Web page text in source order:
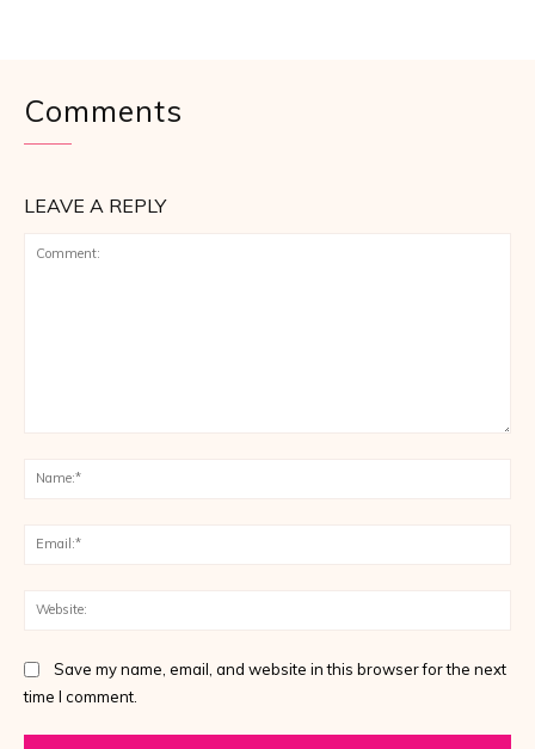
Comments
LEAVE A REPLY
Save my name, email, and website in this browser for the next
time I comment.